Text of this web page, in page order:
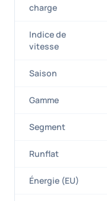
charge
Indice de
vitesse
Saison
Gamme
Segment
Runflat
Énergie (EU)